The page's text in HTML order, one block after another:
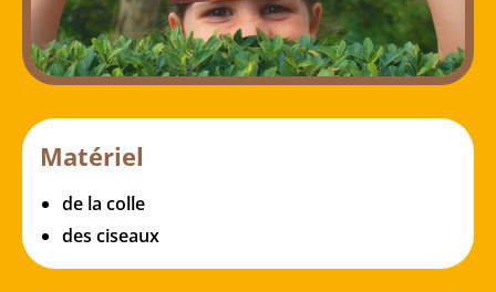
Matériel
de la colle
des ciseaux